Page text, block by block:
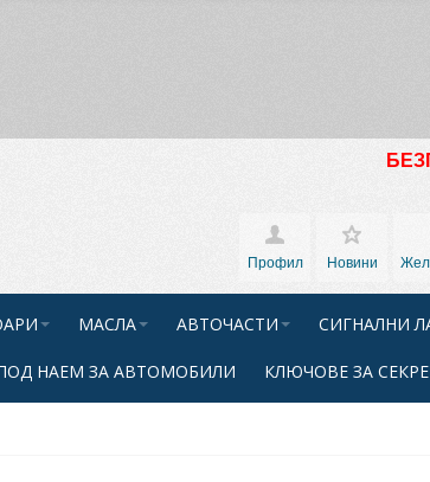
Профил
Новини
МАСЛА АВТОЧАСТИ СИГНАЛНИ
НАЕМ ЗА АВТОМОБИЛИ КЛЮЧОВЕ ЗА